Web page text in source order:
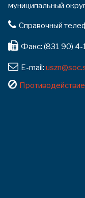
муниципальный
Справочный
Факс: (831 90)
E-mail: